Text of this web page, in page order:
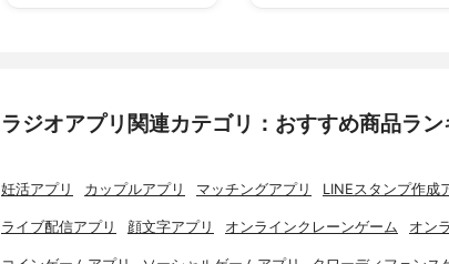
ラジオアプリ関連カテゴリ：おすすめ商品ラ
妊活アプリ カップルアプリ マッチングアプリ LINEスタンプ作成
ライブ配信アプリ 顔文字アプリ オンラインクレーンゲーム オン